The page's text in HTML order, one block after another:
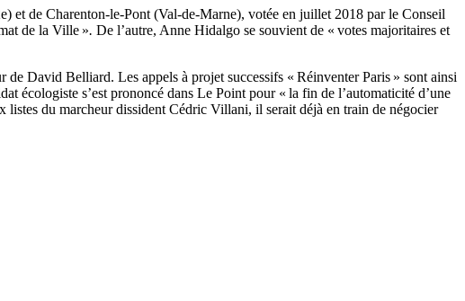
et de Charenton-le-Pont (Val-de-Marne), votée en juillet 2018 par le Conseil
de la Ville ». De l’autre, Anne Hidalgo se souvient de « votes majoritaires et
David Belliard. Les appels à projet successifs « Réinventer Paris » sont ainsi
écologiste s’est prononcé dans Le Point pour « la fin de l’automaticité d’une
listes du marcheur dissident Cédric Villani, il serait déjà en train de négocier